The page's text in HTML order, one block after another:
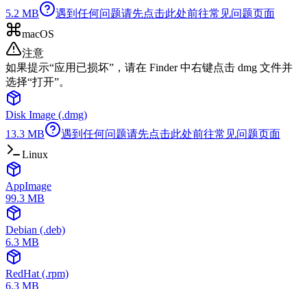
5.2 MB
遇到任何问题请先点击此处前往常见问题页面
macOS
注意
如果提示“应用已损坏”，请在 Finder 中右键点击 dmg 文件并
选择“打开”。
Disk Image (.dmg)
13.3 MB
遇到任何问题请先点击此处前往常见问题页面
Linux
AppImage
99.3 MB
Debian (.deb)
6.3 MB
RedHat (.rpm)
6.3 MB